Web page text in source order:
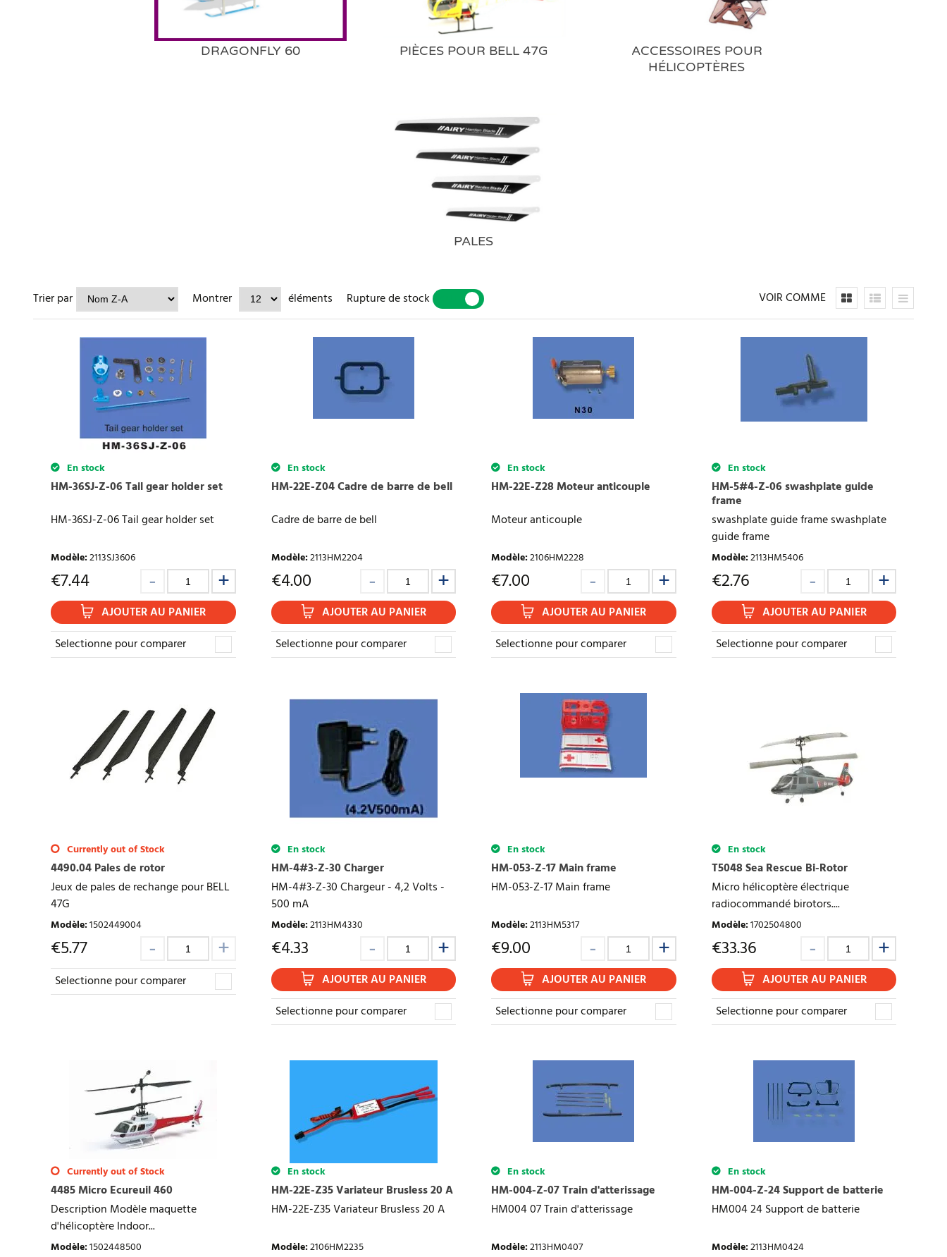
DRAGONFLY 60 PIÈCES POUR BELL 47G
ACCESSOIRES POUR
HÉLICOPTÈRES
PALES
VOIR COMME
Trier par Montrer éléments Rupture de stock
En stock
HM-36SJ-Z-06 Tail gear holder set
HM-36SJ-Z-06 Tail gear holder set
Modèle:2113SJ3606
€7.44
AJOUTER AU PANIER
Selectionne pour comparer
En stock
HM-22E-Z04 Cadre de barre de bell
Cadre de barre de bell
Modèle:2113HM2204
€4.00
AJOUTER AU PANIER
Selectionne pour comparer
En stock
HM-22E-Z28 Moteur anticouple
Moteur anticouple
Modèle:2106HM2228
€7.00
AJOUTER AU PANIER
Selectionne pour comparer
En stock
HM-5#4-Z-06 swashplate guide
frame
swashplate guide frame swashplate
guide frame
Modèle:2113HM5406
€2.76
AJOUTER AU PANIER
Selectionne pour comparer
Currently out of Stock
4490.04 Pales de rotor
Jeux de pales de rechange pour BELL
47G
Modèle:1502449004
€5.77
Selectionne pour comparer
En stock
HM-4#3-Z-30 Charger
HM-4#3-Z-30 Chargeur - 4,2 Volts -
500 mA
Modèle:2113HM4330
€4.33
AJOUTER AU PANIER
Selectionne pour comparer
En stock
HM-053-Z-17 Main frame
HM-053-Z-17 Main frame
Modèle:2113HM5317
€9.00
AJOUTER AU PANIER
Selectionne pour comparer
En stock
T5048 Sea Rescue Bi-Rotor
Micro hélicoptère électrique
radiocommandé birotors....
Modèle:1702504800
€33.36
AJOUTER AU PANIER
Selectionne pour comparer
Currently out of Stock
4485 Micro Ecureuil 460
Description Modèle maquette
d'hélicoptère Indoor...
Modèle:1502448500
En stock
HM-22E-Z35 Variateur Brusless 20 A
HM-22E-Z35 Variateur Brusless 20 A
Modèle:2106HM2235
En stock
HM-004-Z-07 Train d'atterissage
HM004 07 Train d'atterissage
Modèle:2113HM0407
En stock
HM-004-Z-24 Support de batterie
HM004 24 Support de batterie
Modèle:2113HM0424